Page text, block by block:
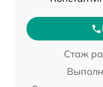
Стаж